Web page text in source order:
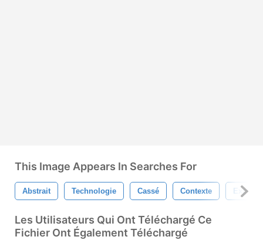
This Image Appears In Searches For
Abstrait Technologie Cassé Contexte
Les Utilisateurs Qui Ont Téléchargé Ce
Fichier Ont Également Téléchargé